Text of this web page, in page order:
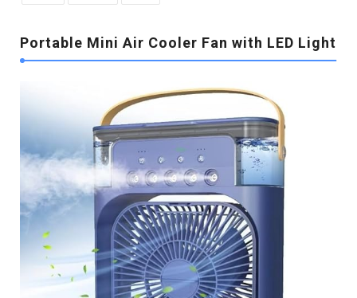
Portable Mini Air Cooler Fan with LED Light